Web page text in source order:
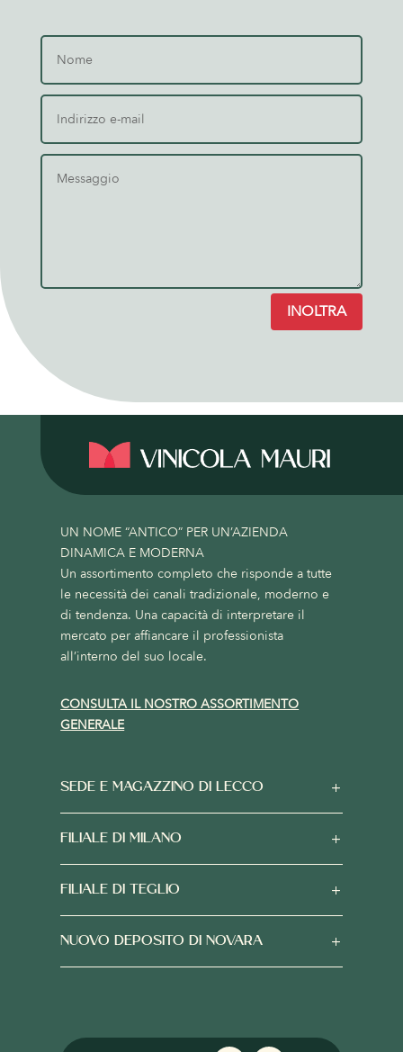
INOLTRA
UN NOME “ANTICO” PER UN’AZIENDA
DINAMICA E MODERNA
Un assortimento completo che risponde a tutte
le necessità dei canali tradizionale, moderno e
di tendenza. Una capacità di interpretare il
mercato per affiancare il professionista
all’interno del suo locale.
CONSULTA IL NOSTRO ASSORTIMENTO
GENERALE
SEDE E MAGAZZINO DI LECCO
FILIALE DI MILANO
FILIALE DI TEGLIO
NUOVO DEPOSITO DI NOVARA